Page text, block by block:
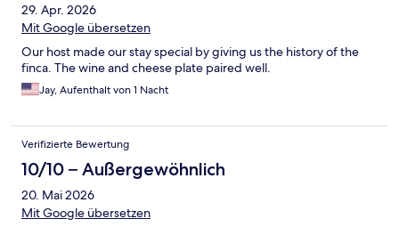
29. Apr. 2026
Mit Google übersetzen
Our host made our stay special by giving us the history of the
finca. The wine and cheese plate paired well.
Jay, Aufenthalt von 1 Nacht
Verifizierte Bewertung
10/10 – Außergewöhnlich
20. Mai 2026
Mit Google übersetzen